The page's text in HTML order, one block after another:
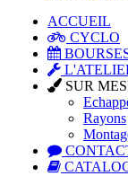
ACCUEIL
CYCLO
SUR
Rayons